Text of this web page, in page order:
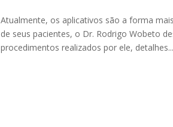
Atualmente, os aplicativos são a forma
de seus pacientes, o Dr. Rodrigo Wobeto
procedimentos realizados por ele, detalhes...